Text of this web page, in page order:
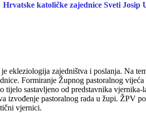
Hrvatske katoličke zajednice Sveti Josip
ekleziologija zajedništva i poslanja. Na
Formiranje Župnog pastoralnog
tijelo sastavljeno od predstavnika
izvođenje pastoralnog rada u župi. ŽPV
vjernici.